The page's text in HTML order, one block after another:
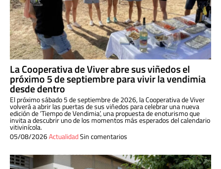
La Cooperativa de Viver abre sus viñedos el
próximo 5 de septiembre para vivir la vendimia
desde dentro
El próximo sábado 5 de septiembre de 2026, la Cooperativa de Viver
volverá a abrir las puertas de sus viñedos para celebrar una nueva
edición de ‘Tiempo de Vendimia’, una propuesta de enoturismo que
invita a descubrir uno de los momentos más esperados del calendario
vitivinícola.
05/08/2026ActualidadSin comentarios